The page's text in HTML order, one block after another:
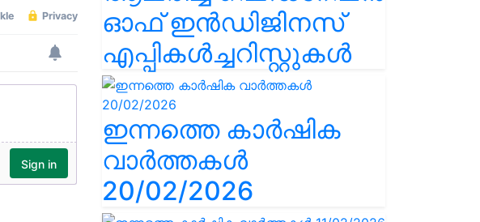
ഓഫ് ഇൻഡിജിനസ്
എപ്പികൾച്ചറിസ്റ്റുകൾ
ഇന്നത്തെ കാർഷിക
വാർത്തകൾ
20/02/2026